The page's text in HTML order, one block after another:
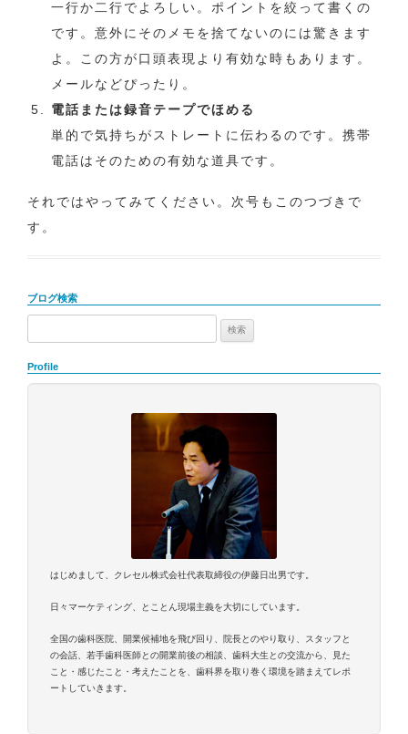
一行か二行でよろしい。ポイントを絞って書くの
です。意外にそのメモを捨てないのには驚きます
よ。この方が口頭表現より有効な時もあります。
メールなどぴったり。
電話または録音テープでほめる
単的で気持ちがストレートに伝わるのです。携帯
電話はそのための有効な道具です。
それではやってみてください。次号もこのつづきで
す。
ブログ検索
Profile
はじめまして、クレセル株式会社代表取締役の伊藤日出男です。
日々マーケティング、とことん現場主義を大切にしています。
全国の歯科医院、開業候補地を飛び回り、院長とのやり取り、スタッフと
の会話、若手歯科医師との開業前後の相談、歯科大生との交流から、見た
こと・感じたこと・考えたことを、歯科界を取り巻く環境を踏まえてレポ
ートしていきます。